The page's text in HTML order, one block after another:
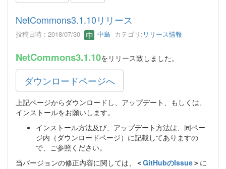
NetCommons3.1.10リリース
投稿日時 : 2018/07/30 中島 カテゴリ: リリース情報
NetCommons3.1.10をリリース致しました。
ダウンロードページへ
上記ページからダウンロードし、アップデート、もしくは、
インストールをお願いします。
インストール方法及び、アップデート方法は、同ペー
ジ内（ダウンロードページ）に記載してありますの
で、ご参照ください。
当バージョンの修正内容に関しては、
＜GitHubのIssue＞ に